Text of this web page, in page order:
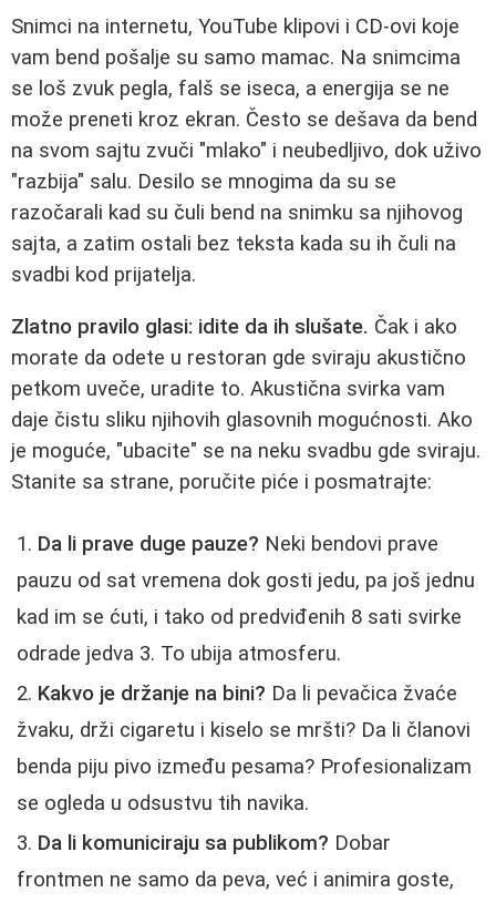
Snimci na internetu, YouTube klipovi i CD-ovi koje
vam bend pošalje su samo mamac. Na snimcima
se loš zvuk pegla, falš se iseca, a energija se ne
može preneti kroz ekran. Često se dešava da bend
na svom sajtu zvuči "mlako" i neubedljivo, dok uživo
"razbija" salu. Desilo se mnogima da su se
razočarali kad su čuli bend na snimku sa njihovog
sajta, a zatim ostali bez teksta kada su ih čuli na
svadbi kod prijatelja.
Zlatno pravilo glasi: idite da ih slušate. Čak i ako
morate da odete u restoran gde sviraju akustično
petkom uveče, uradite to. Akustična svirka vam
daje čistu sliku njihovih glasovnih mogućnosti. Ako
je moguće, "ubacite" se na neku svadbu gde sviraju.
Stanite sa strane, poručite piće i posmatrajte:
Da li prave duge pauze? Neki bendovi prave
pauzu od sat vremena dok gosti jedu, pa još jednu
kad im se ćuti, i tako od predviđenih 8 sati svirke
odrade jedva 3. To ubija atmosferu.
Kakvo je držanje na bini? Da li pevačica žvaće
žvaku, drži cigaretu i kiselo se mršti? Da li članovi
benda piju pivo između pesama? Profesionalizam
se ogleda u odsustvu tih navika.
Da li komuniciraju sa publikom? Dobar
frontmen ne samo da peva, već i animira goste,